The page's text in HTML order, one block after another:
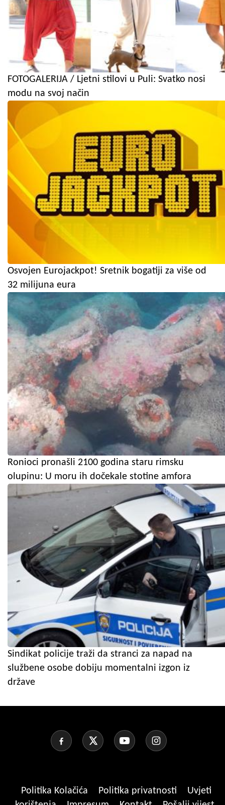
FOTOGALERIJA / Ljetni stilovi u Puli: Svatko nosi
modu na svoj način
Osvojen Eurojackpot! Sretnik bogatiji za više od
32 milijuna eura
Ronioci pronašli 2100 godina staru rimsku
olupinu: U moru ih dočekale stotine amfora
Sindikat policije traži da stranci za napad na
službene osobe dobiju momentalni izgon iz
države
Politika Kolačića Politika privatnosti
Uvjeti